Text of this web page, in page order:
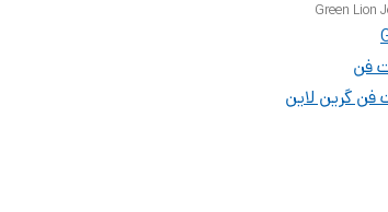
Green Lion
فن
گرین لاین